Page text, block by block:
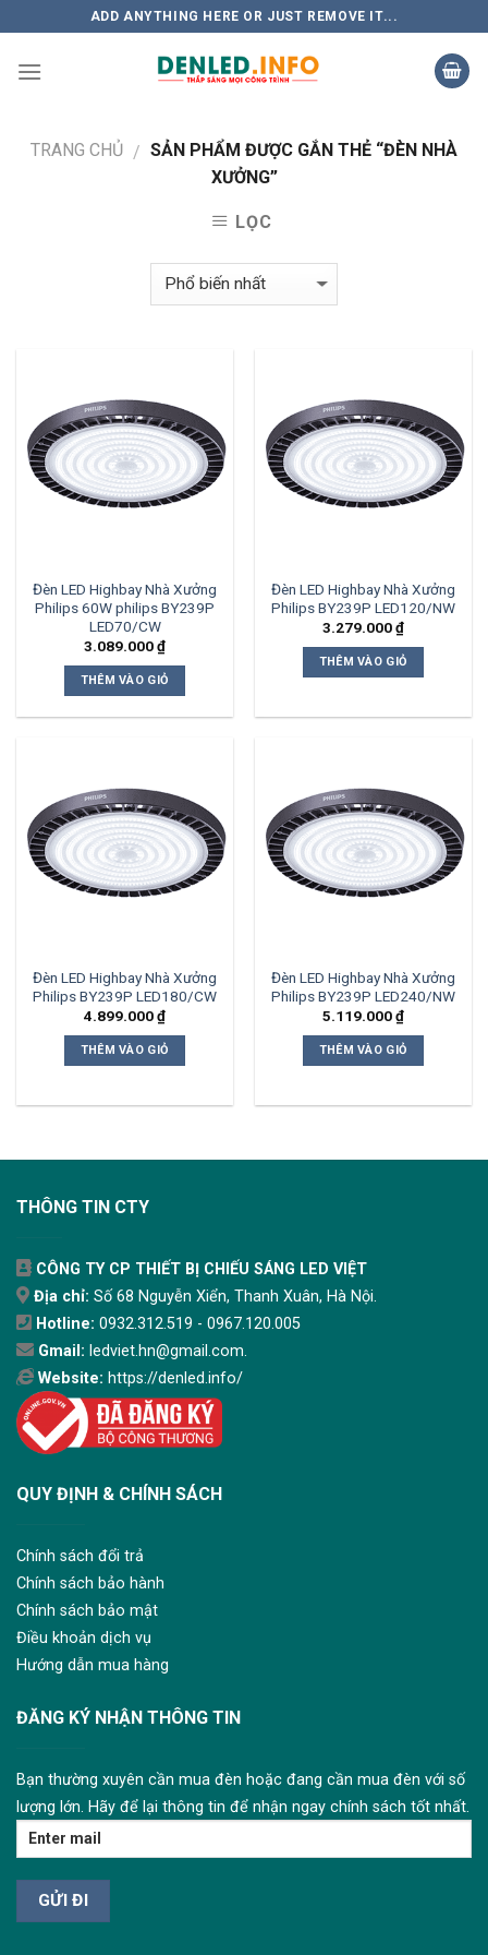
to
content
ADD ANYTHING HERE OR JUST REMOVE IT...
TRANG CHỦ / SẢN PHẨM ĐƯỢC GẮN THẺ “ĐÈN NHÀ
XƯỞNG”
LỌC
Đèn LED Highbay Nhà Xưởng
Philips 60W philips BY239P
LED70/CW
3.089.000₫
THÊM VÀO GIỎ
Đèn LED Highbay Nhà Xưởng
Philips BY239P LED120/NW
3.279.000₫
THÊM VÀO GIỎ
Đèn LED Highbay Nhà Xưởng
Philips BY239P LED180/CW
4.899.000₫
THÊM VÀO GIỎ
Đèn LED Highbay Nhà Xưởng
Philips BY239P LED240/NW
5.119.000₫
THÊM VÀO GIỎ
THÔNG TIN CTY
CÔNG TY CP THIẾT BỊ CHIẾU SÁNG LED VIỆT
Địa chỉ: Số 68 Nguyễn Xiển, Thanh Xuân, Hà Nội.
Hotline: 0932.312.519 - 0967.120.005
Gmail: ledviet.hn@gmail.com.
Website: https://denled.info/
QUY ĐỊNH & CHÍNH SÁCH
Chính sách đổi trả
Chính sách bảo hành
Chính sách bảo mật
Điều khoản dịch vụ
Hướng dẫn mua hàng
ĐĂNG KÝ NHẬN THÔNG TIN
Bạn thường xuyên cần mua đèn hoặc đang cần mua đèn với số
lượng lớn. Hãy để lại thông tin để nhận ngay chính sách tốt nhất.